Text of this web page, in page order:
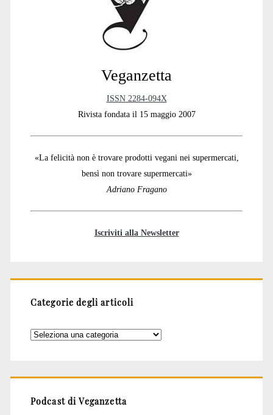
Veganzetta
ISSN 2284-094X
Rivista fondata il 15 maggio 2007
«La felicità non è trovare prodotti vegani nei supermercati,
bensì non trovare supermercati»
Adriano Fragano
Iscriviti alla Newsletter
Categorie degli articoli
Categorie
Podcast di Veganzetta